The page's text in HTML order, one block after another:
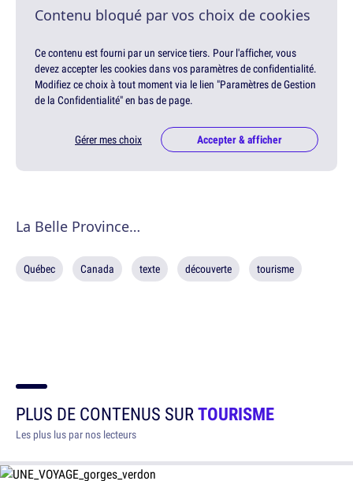
Contenu bloqué par vos choix de cookies
Ce contenu est fourni par un service tiers. Pour l'afficher, vous
devez accepter les cookies dans vos paramètres de confidentialité.
Modifiez ce choix à tout moment via le lien "Paramètres de Gestion
de la Confidentialité" en bas de page.
Gérer mes choix Accepter & afficher
La Belle Province…
Québec Canada texte découverte tourisme
PLUS DE CONTENUS SURTOURISME
Les plus lus par nos lecteurs